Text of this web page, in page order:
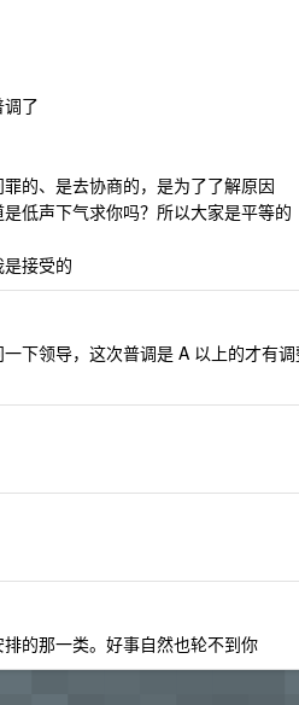
了
的、是去协商的，是为了了解原因
低声下气求你吗？所以大家是平等的
接受的
下领导，这次普调是 A 以上的才有
的那一类。好事自然也轮不到你